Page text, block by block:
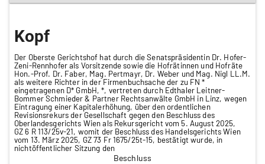
Kopf
Der Oberste Gerichtshof hat durch die Senatspräsidentin Dr. Hofer-
Zeni-Rennhofer als Vorsitzende sowie die Hofrätinnen und Hofräte
Hon.-Prof. Dr. Faber, Mag. Pertmayr, Dr. Weber und Mag. Nigl LL.M.
als weitere Richter in der Firmenbuchsache der zu FN *
eingetragenen D* GmbH, *, vertreten durch Edthaler Leitner-
Bommer Schmieder & Partner Rechtsanwälte GmbH in Linz, wegen
Eintragung einer Kapitalerhöhung, über den ordentlichen
Revisionsrekurs der Gesellschaft gegen den Beschluss des
Oberlandesgerichts Wien als Rekursgericht vom 5. August 2025,
GZ 6 R 113/25v-21, womit der Beschluss des Handelsgerichts Wien
vom 13. März 2025, GZ 73 Fr 1675/25t-15, bestätigt wurde, in
nichtöffentlicher Sitzung den
Beschluss